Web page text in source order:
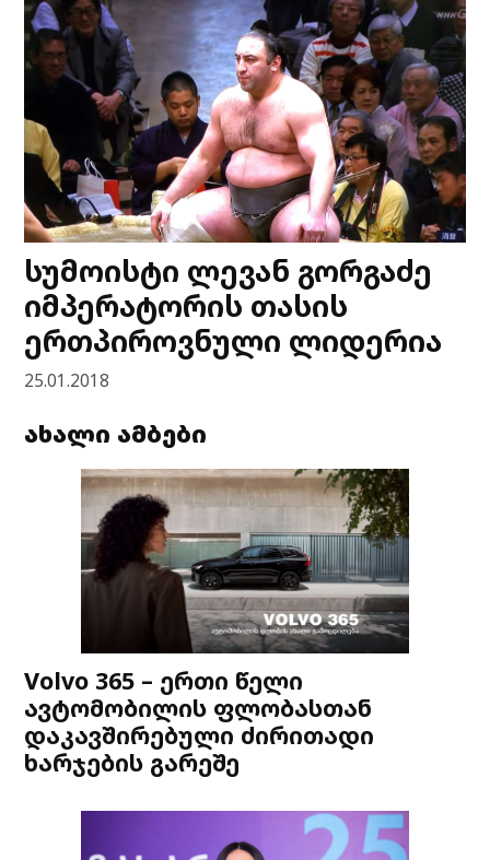
სუმოისტი ლევან გორგაძე
იმპერატორის თასის
ერთპიროვნული ლიდერია
25.01.2018
ახალი ამბები
Volvo 365 – ერთი წელი
ავტომობილის ფლობასთან
დაკავშირებული ძირითადი
ხარჯების გარეშე